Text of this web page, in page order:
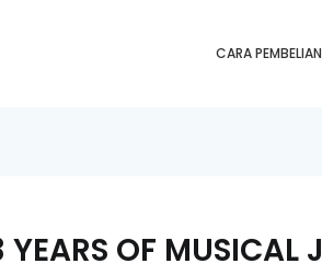
CARA
OF MUSICAL